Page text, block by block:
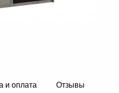
и оплата Отзывы